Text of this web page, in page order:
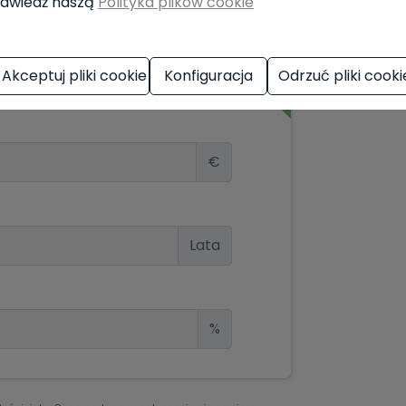
hipotecznego
€
Lata
%
Akceptuj pliki cookie Konfiguracja Odrzuć pliki